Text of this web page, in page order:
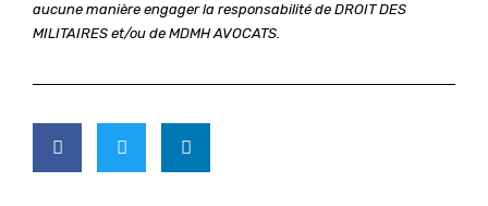
aucune manière engager la responsabilité de DROIT DES
MILITAIRES et/ou de MDMH AVOCATS.